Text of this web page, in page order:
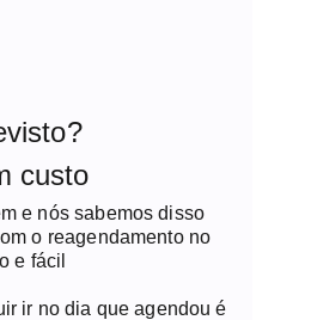
custo
e nós sabemos disso
o reagendamento no
e fácil
ir no dia que agendou é